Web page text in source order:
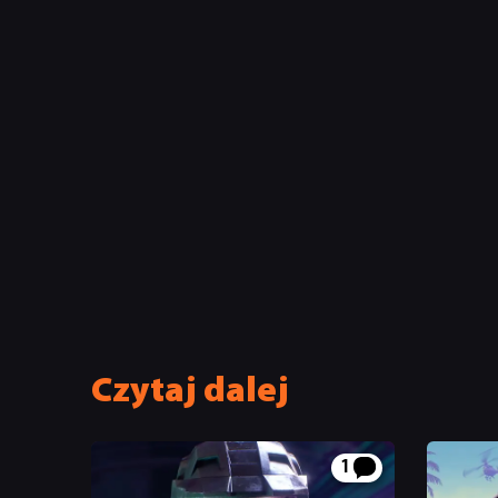
Czytaj dalej
1